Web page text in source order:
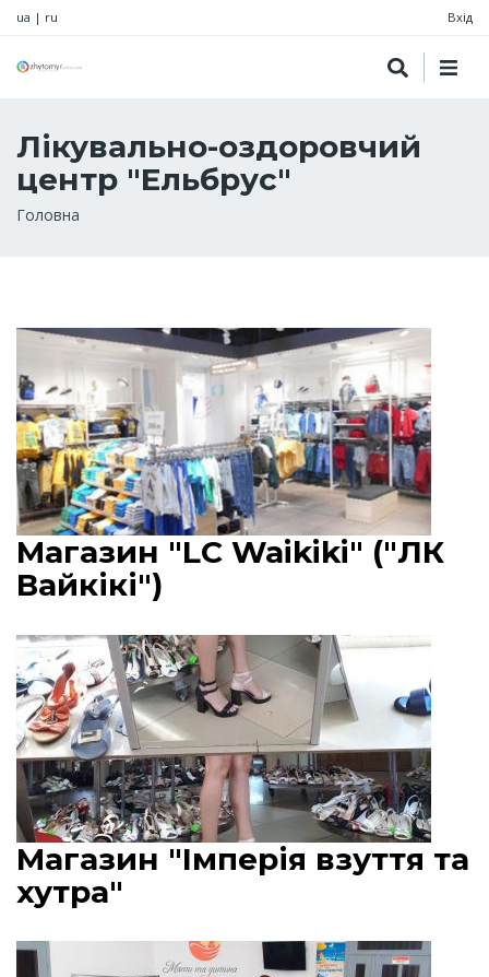
ua | ru Вхід
Лікувально-оздоровчий
центр "Ельбрус"
Рядок
Головна
Магазин "LC Waikiki" ("ЛК
Вайкікі")
Магазин "Імперія взуття та
хутра"